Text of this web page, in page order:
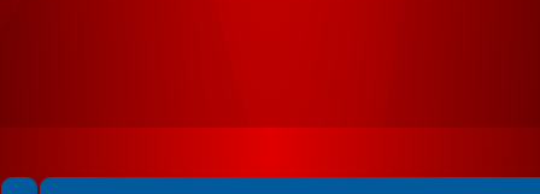
Spełniamy standardy WCAG 2.2
Spełniamy standardy W3C